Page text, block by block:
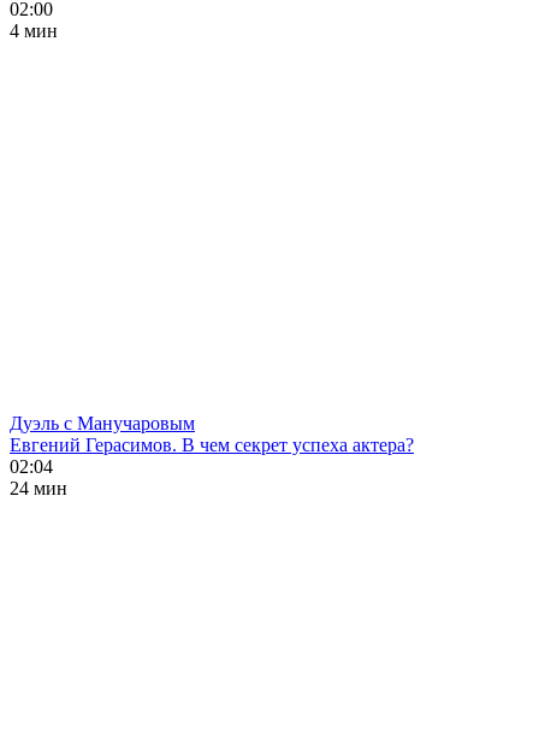
02:00
4 мин
Дуэль с Манучаровым
Евгений Герасимов. В чем секрет успеха актера?
02:04
24 мин